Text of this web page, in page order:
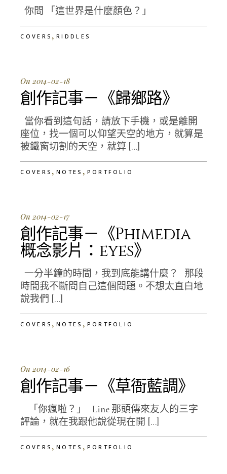
你問 「這世界是什麼顏色？」
COVERS ,RIDDLES
On 2014-02-18
創作記事－《歸鄉路》
當你看到這句話，請放下手機，或是離開
座位，找一個可以仰望天空的地方，就算是
被鐵窗切割的天空，就算 […]
COVERS ,NOTES , PORTFOLIO
On 2014-02-17
創作記事－《Phimedia
概念影片：eyes》
一分半鐘的時間，我到底能講什麼？ 那段
時間我不斷問自己這個問題。不想太直白地
說我們 […]
COVERS ,NOTES , PORTFOLIO
On 2014-02-16
創作記事－《草衙藍調》
「你瘋啦？」 Line 那頭傳來友人的三字
評論，就在我跟他說從現在開 […]
COVERS ,NOTES , PORTFOLIO